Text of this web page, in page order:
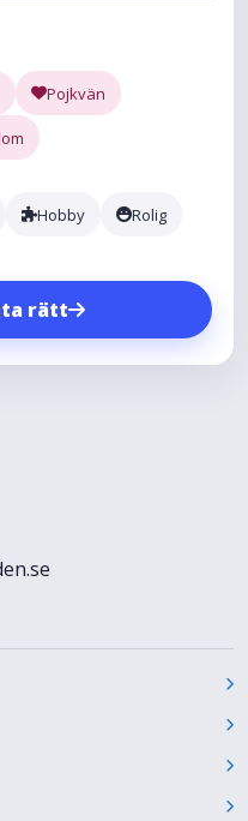
Pojkvän
Hobby Rolig
rätt